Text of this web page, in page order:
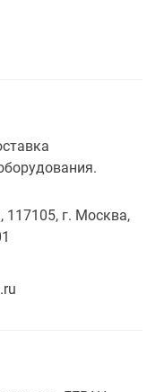
117105, г. Москва,